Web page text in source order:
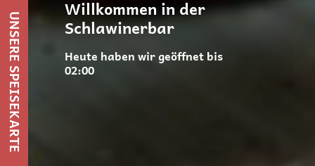
Willkommen in der
Schlawinerbar
Heute haben wir geöffnet bis
02:00
UNSERE SPEISEKARTE